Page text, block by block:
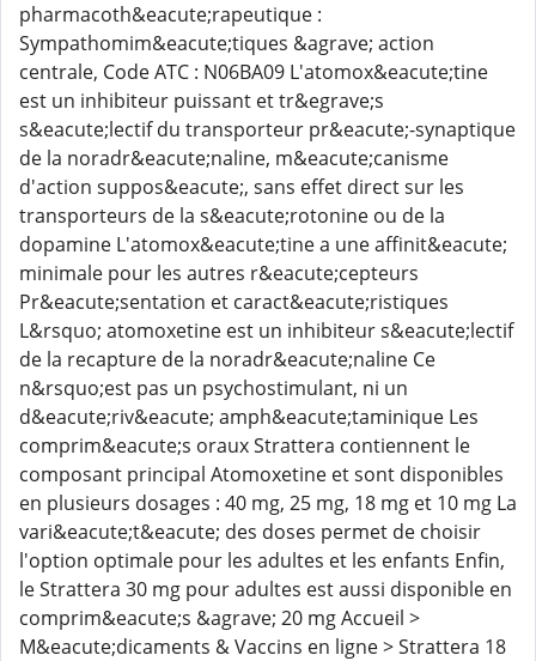
pharmacoth&eacute;rapeutique :
Sympathomim&eacute;tiques &agrave; action
centrale, Code ATC : N06BA09 L'atomox&eacute;tine
est un inhibiteur puissant et tr&egrave;s
s&eacute;lectif du transporteur pr&eacute;-synaptique
de la noradr&eacute;naline, m&eacute;canisme
d'action suppos&eacute;, sans effet direct sur les
transporteurs de la s&eacute;rotonine ou de la
dopamine L'atomox&eacute;tine a une affinit&eacute;
minimale pour les autres r&eacute;cepteurs
Pr&eacute;sentation et caract&eacute;ristiques
L&rsquo; atomoxetine est un inhibiteur s&eacute;lectif
de la recapture de la noradr&eacute;naline Ce
n&rsquo;est pas un psychostimulant, ni un
d&eacute;riv&eacute; amph&eacute;taminique Les
comprim&eacute;s oraux Strattera contiennent le
composant principal Atomoxetine et sont disponibles
en plusieurs dosages : 40 mg, 25 mg, 18 mg et 10 mg La
vari&eacute;t&eacute; des doses permet de choisir
l'option optimale pour les adultes et les enfants Enfin,
le Strattera 30 mg pour adultes est aussi disponible en
comprim&eacute;s &agrave; 20 mg Accueil >
M&eacute;dicaments & Vaccins en ligne > Strattera 18